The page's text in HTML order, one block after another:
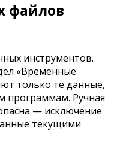
файлов
инструментов.
«Временные
только те данные,
Ручная
— исключение
текущими